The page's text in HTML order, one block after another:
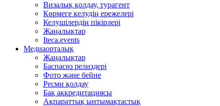
Визалық қолдау, турагент
Көрмеге келудің ережелері
Келушілердің пікірлері
Жаңалықтар
Iteca.events
Медиаорталық
Жаңалықтар
Баспасөз релиздері
Фото және бейне
Ресми қолдау
Бақ аккредитациясы
Ақпараттық ынтымақтастық